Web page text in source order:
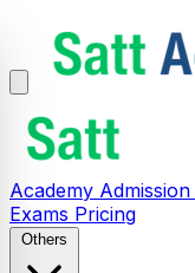
Academy Admission
Exams Pricing
Others